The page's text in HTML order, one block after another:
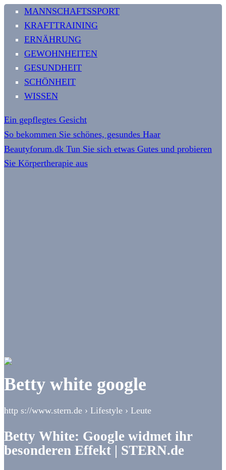
MANNSCHAFTSSPORT
KRAFTTRAINING
ERNÄHRUNG
GEWOHNHEITEN
GESUNDHEIT
SCHÖNHEIT
WISSEN
Ein gepflegtes Gesicht
So bekommen Sie schönes, gesundes Haar
Beautyforum.dk Tun Sie sich etwas Gutes und probieren
Sie Körpertherapie aus
Betty white google
http s://www.stern.de › Lifestyle › Leute
Betty White: Google widmet ihr
besonderen Effekt | STERN.de